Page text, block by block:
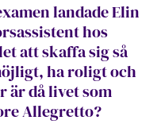
landade Elin
hos
att skaffa sig så
ha roligt och
är då livet som
Allegretto?